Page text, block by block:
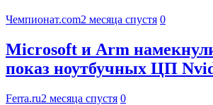
Чемпионат.com2 месяца спустя 0
Microsoft и Arm
показ ноутбучных ЦП
Ferra.ru2 месяца спустя 0